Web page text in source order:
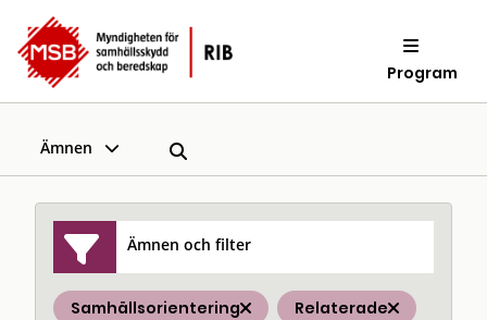
Program
Ämnen
Ämnen och filter
Samhällsorientering Relaterade